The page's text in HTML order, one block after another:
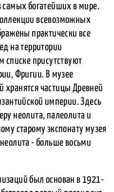
богатейших в мире.
всевозможных
практически все
на территории
списке присутствуют
Фригии. В музее
хранятся частицы Древней
империи. Здесь
неолита, палеолита и
старому экспонату музея
- больше восьми
был основан в 1921-